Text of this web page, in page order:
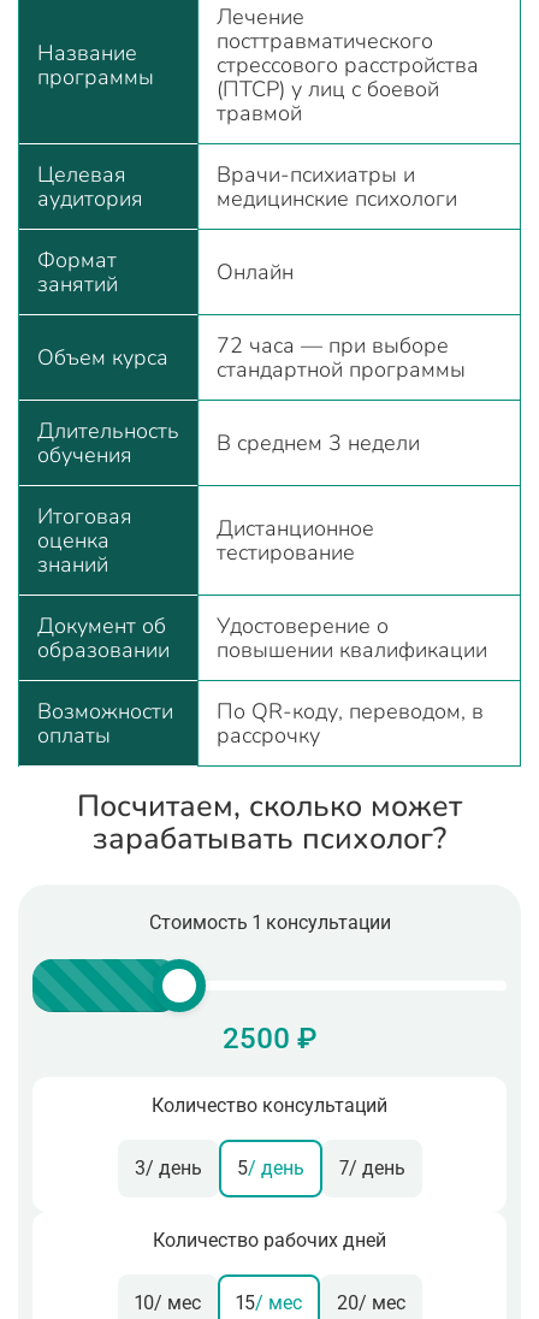
Название
программы
Лечение
посттравматического
стрессового расстройства
(ПТСР) у лиц с боевой
травмой
Целевая
аудитория
Врачи-психиатры и
медицинские психологи
Формат
занятий
Онлайн
Объем курса
72 часа — при выборе
стандартной программы
Длительность
обучения
В среднем 3 недели
Итоговая
оценка
знаний
Дистанционное
тестирование
Документ об
образовании
Удостоверение о
повышении квалификации
Возможности
оплаты
По QR-коду, переводом, в
рассрочку
Посчитаем, сколько может
зарабатывать психолог?
Стоимость 1 консультации
2500 ₽
Количество консультаций
3/ день 5/ день 7/ день
Количество рабочих дней
10/ мес 15/ мес 20/ мес